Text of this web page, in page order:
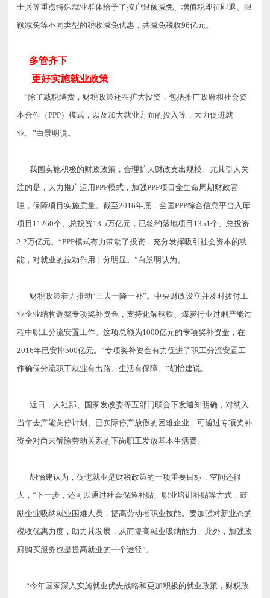
士兵等重点特殊就业群体给予了按户限额减免、增值税即征即退、限
额减免等不同类型的税收减免优惠，共减免税收96亿元。
多管齐下
更好实施就业政策
“除了减税降费，财税政策还在扩大投资，包括推广政府和社会资
本合作（PPP）模式，以及加大就业方面的投入等，大力促进就
业。”白景明说。
我国实施积极的财政政策，合理扩大财政支出规模。尤其引人关
注的是，大力推广运用PPP模式，加强PPP项目全生命周期财政管
理，保障项目实施质量。截至2016年底，全国PPP综合信息平台入库
项目11260个、总投资13.5万亿元，已签约落地项目1351个、总投资
2.2万亿元。“PPP模式有力带动了投资，充分发挥吸引社会资本的功
能，对就业的拉动作用十分明显。”白景明认为。
财税政策着力推动“三去一降一补”。中央财政设立并及时拨付工
业企业结构调整专项奖补资金，支持化解钢铁、煤炭行业过剩产能过
程中职工分流安置工作。这项总额为1000亿元的专项奖补资金，在
2016年已安排500亿元。“专项奖补资金有力促进了职工分流安置工
作确保分流职工就业有出路、生活有保障。”胡怡建说。
近日，人社部、国家发改委等五部门联合下发通知明确，对纳入
当年去产能关停计划、已实际停产放假的困难企业，可通过专项奖补
资金对尚未解除劳动关系的下岗职工发放基本生活费。
胡怡建认为，促进就业是财税政策的一项重要目标，空间还很
大，“下一步，还可以通过社会保险补贴、职业培训补贴等方式，鼓
励企业吸纳就业困难人员，提高劳动者职业技能。要加强对新业态的
税收优惠力度，助力其发展，从而提高就业吸纳能力。此外，加强政
府购买服务也是提高就业的一个途径”。
“今年国家深入实施就业优先战略和更加积极的就业政策，财税政